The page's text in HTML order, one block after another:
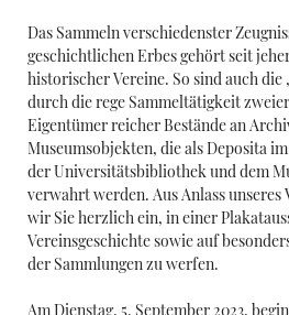
Das Sammeln verschiedenster
geschichtlichen Erbes gehört seit
historischer Vereine. So sind auch die
durch die rege Sammeltätigkeit
Eigentümer reicher Bestände an
Museumsobjekten, die als Deposita
der Universitätsbibliothek und dem
verwahrt werden. Aus Anlass unseres
wir Sie herzlich ein, in einer
Vereinsgeschichte sowie auf
der Sammlungen zu werfen.
Am Dienstag, 5. September 2023,